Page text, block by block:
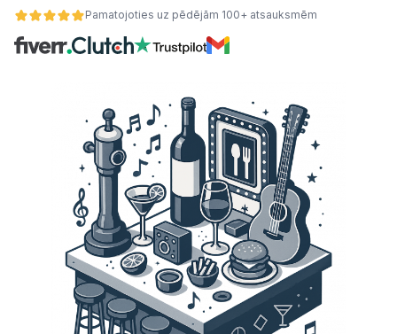
Pamatojoties uz pēdējām 100+ atsauksmēm